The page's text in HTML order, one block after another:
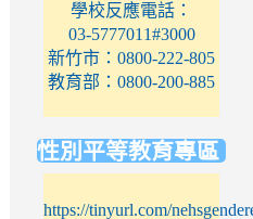
學校反應電話：
03-5777011#3000
新竹市：0800-222-805
教育部：0800-200-885
性別平等教育專區
https://tinyurl.com/